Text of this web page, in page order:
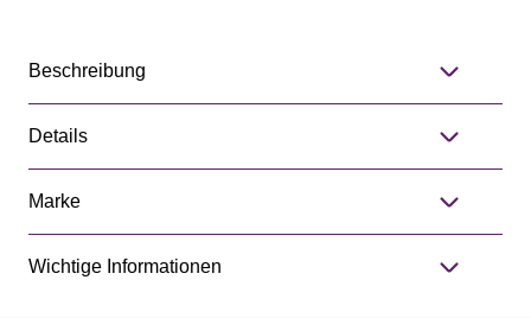
Beschreibung
Details
Marke
Wichtige Informationen